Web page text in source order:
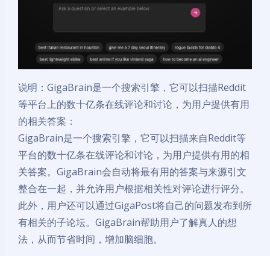
说明：GigaBrain是一个搜索引擎，它可以扫描Reddit
等平台上的数十亿条在线评论和讨论，为用户提供有用
的相关答案：
GigaBrain是一个搜索引擎，它可以扫描来自Reddit等
平台的数十亿条在线评论和讨论，为用户提供有用的相
关答案。GigaBrain会自动将最有用的答案与来源引文
整合在一起，并允许用户根据相关性对评论进行评分。
此外，用户还可以通过GigaPost将自己的问题发布到所
有相关的子论坛。GigaBrain帮助用户了解真人的想
法，从而节省时间，增加脑细胞。